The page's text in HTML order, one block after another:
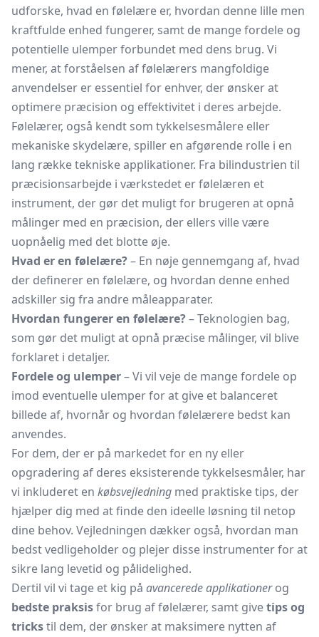
udforske, hvad en følelære er, hvordan denne lille men
kraftfulde enhed fungerer, samt de mange fordele og
potentielle ulemper forbundet med dens brug. Vi
mener, at forståelsen af følelærers mangfoldige
anvendelser er essentiel for enhver, der ønsker at
optimere præcision og effektivitet i deres arbejde.
Følelærer, også kendt som tykkelsesmålere eller
mekaniske skydelære, spiller en afgørende rolle i en
lang række tekniske applikationer. Fra bilindustrien til
præcisionsarbejde i værkstedet er følelæren et
instrument, der gør det muligt for brugeren at opnå
målinger med en præcision, der ellers ville være
uopnåelig med det blotte øje.
Hvad er en følelære?– En nøje gennemgang af, hvad
der definerer en følelære, og hvordan denne enhed
adskiller sig fra andre måleapparater.
Hvordan fungerer en følelære?– Teknologien bag,
som gør det muligt at opnå præcise målinger, vil blive
forklaret i detaljer.
Fordele og ulemper– Vi vil veje de mange fordele op
imod eventuelle ulemper for at give et balanceret
billede af, hvornår og hvordan følelærere bedst kan
anvendes.
For dem, der er på markedet for en ny eller
opgradering af deres eksisterende tykkelsesmåler, har
vi inkluderet en købsvejledning med praktiske tips, der
hjælper dig med at finde den ideelle løsning til netop
dine behov. Vejledningen dækker også, hvordan man
bedst vedligeholder og plejer disse instrumenter for at
sikre lang levetid og pålidelighed.
Dertil vil vi tage et kig på avancerede applikationerog
bedste praksisfor brug af følelærer, samt givetips og
trickstil dem, der ønsker at maksimere nytten af